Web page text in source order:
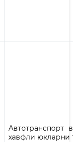
Автотранспорт
хавфли